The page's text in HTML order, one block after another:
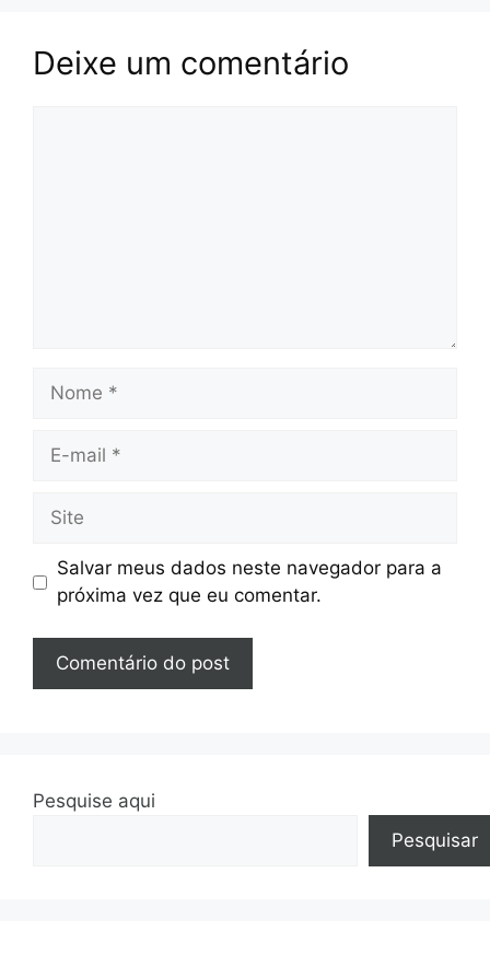
Deixe um comentário
Nome
Site
Salvar meus dados neste navegador para a
próxima vez que eu comentar.
Pesquise aqui
Pesquisar